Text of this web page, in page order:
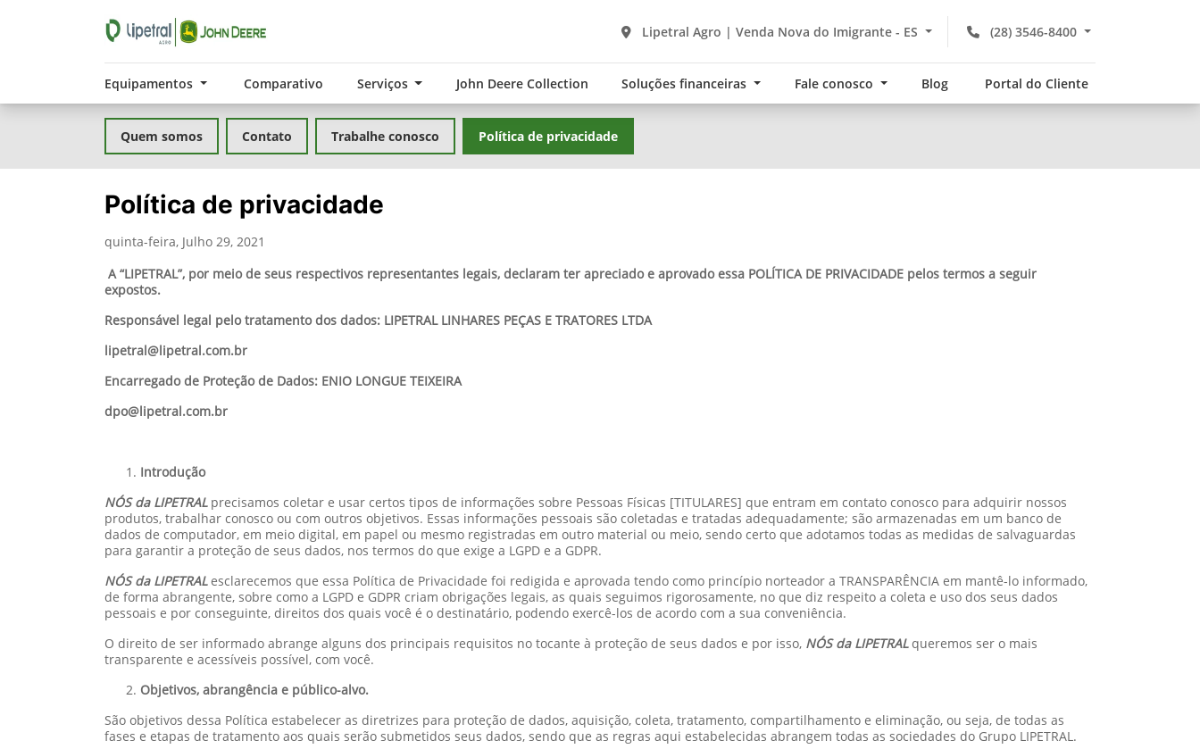
(28) 3546-8400
Lipetral Agro | Venda Nova do Imigrante - ES
Equipamentos Comparativo Serviços John Deere Collection Soluções financeiras Fale conosco Blog Portal do Cliente
Quem somos Contato Trabalhe conosco Política de privacidade
Política de privacidade
quinta-feira, Julho 29, 2021
A “LIPETRAL”, por meio de seus respectivos representantes legais, declaram ter apreciado e aprovado essa POLÍTICA DE PRIVACIDADE pelos termos a seguir
expostos.
Responsável legal pelo tratamento dos dados: LIPETRAL LINHARES PEÇAS E TRATORES LTDA
lipetral@lipetral.com.br
Encarregado de Proteção de Dados: ENIO LONGUE TEIXEIRA
dpo@lipetral.com.br
Introdução
NÓS da LIPETRAL precisamos coletar e usar certos tipos de informações sobre Pessoas Físicas [TITULARES] que entram em contato conosco para adquirir nossos
produtos, trabalhar conosco ou com outros objetivos. Essas informações pessoais são coletadas e tratadas adequadamente; são armazenadas em um banco de
dados de computador, em meio digital, em papel ou mesmo registradas em outro material ou meio, sendo certo que adotamos todas as medidas de salvaguardas
para garantir a proteção de seus dados, nos termos do que exige a LGPD e a GDPR.
NÓS da LIPETRALesclarecemos que essa Política de Privacidade foi redigida e aprovada tendo como princípio norteador a TRANSPARÊNCIA em mantê-lo informado,
de forma abrangente, sobre como a LGPD e GDPR criam obrigações legais, as quais seguimos rigorosamente, no que diz respeito a coleta e uso dos seus dados
pessoais e por conseguinte, direitos dos quais você é o destinatário, podendo exercê-los de acordo com a sua conveniência.
O direito de ser informado abrange alguns dos principais requisitos no tocante à proteção de seus dados e por isso, NÓS da LIPETRALqueremos ser o mais
transparente e acessíveis possível, com você.
Objetivos, abrangência e público-alvo.
São objetivos dessa Política estabelecer as diretrizes para proteção de dados, aquisição, coleta, tratamento, compartilhamento e eliminação, ou seja, de todas as
fases e etapas de tratamento aos quais serão submetidos seus dados, sendo que as regras aqui estabelecidas abrangem todas as sociedades do Grupo LIPETRAL.